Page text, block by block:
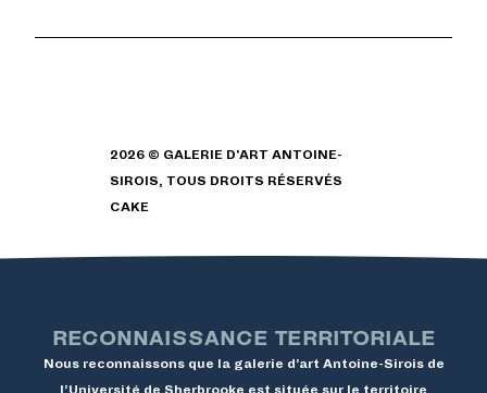
2026 © GALERIE D'ART ANTOINE-
SIROIS, TOUS DROITS RÉSERVÉS
CAKE
RECONNAISSANCE TERRITORIALE
Nous reconnaissons que la galerie d’art Antoine-Sirois de